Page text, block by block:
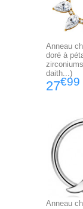
Anneau
doré à
daith...)
27€99
Anneau